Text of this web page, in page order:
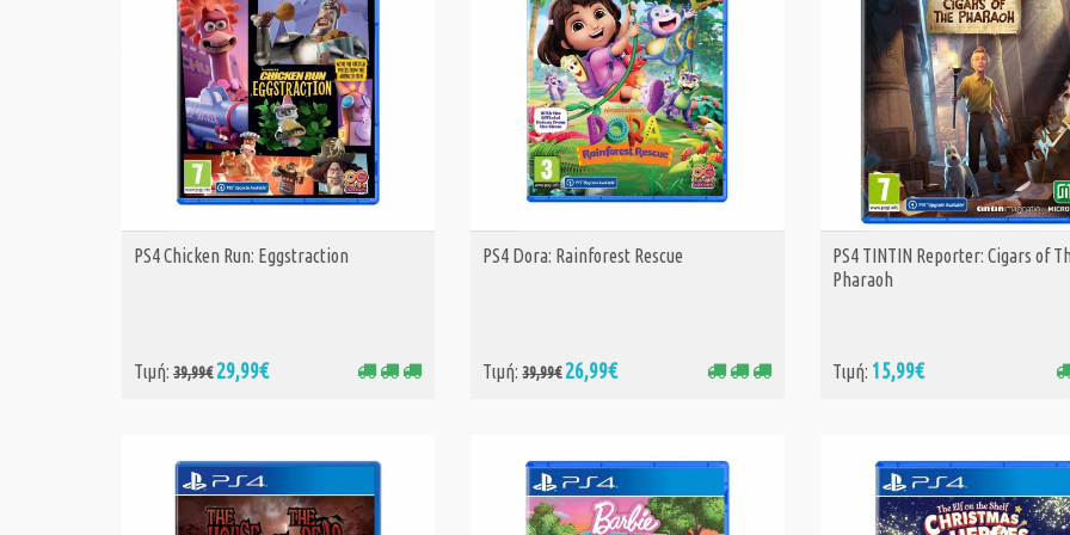
ΑΓΟΡΑ
PS4 Chicken Run: Eggstraction
Τιμή: 39,99€29,99€
ΑΓΟΡΑ
PS4 Dora: Rainforest Rescue
Τιμή:39,99€26,99€
ΑΓΟΡΑ
PS4 TINTIN Reporter: Cigars of
Pharaoh
Τιμή: 15,99€